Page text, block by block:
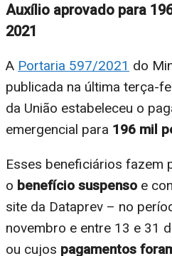
Auxílio aprovado para
2021
A Portaria 597/2021 do
publicada na última terça-
da União estabeleceu o
emergencial para 196 mil
Esses beneficiários fazem
o benefício suspenso e
site da Dataprev – no
novembro e entre 13 e 31
ou cujos pagamentos